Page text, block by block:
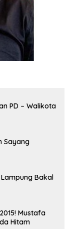
PD – Walikota
Sayang
Bakal
Mustafa
Hitam